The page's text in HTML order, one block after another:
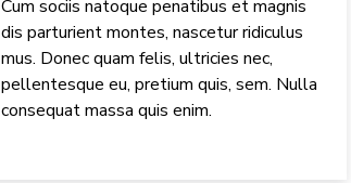
Cum sociis natoque penatibus et magnis
dis parturient montes, nascetur ridiculus
mus. Donec quam felis, ultricies nec,
pellentesque eu, pretium quis, sem. Nulla
consequat massa quis enim.